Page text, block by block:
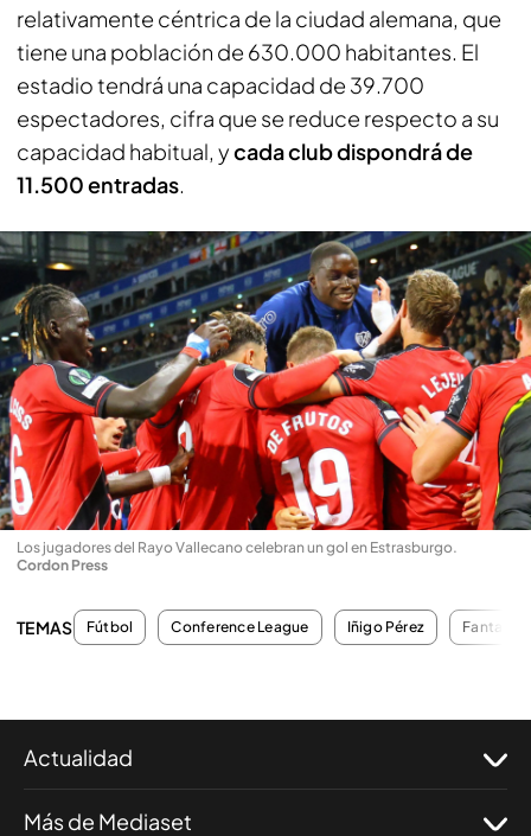
relativamente céntrica de la ciudad alemana, que
tiene una población de 630.000 habitantes. El
estadio tendrá una capacidad de 39.700
espectadores, cifra que se reduce respecto a su
capacidad habitual, ycada club dispondrá de
11.500 entradas.
Los jugadores del Rayo Vallecano celebran un gol en Estrasburgo.
Cordon Press
TEMAS Fútbol Conference League Iñigo Pérez Fantasy
Actualidad
Más de Mediaset